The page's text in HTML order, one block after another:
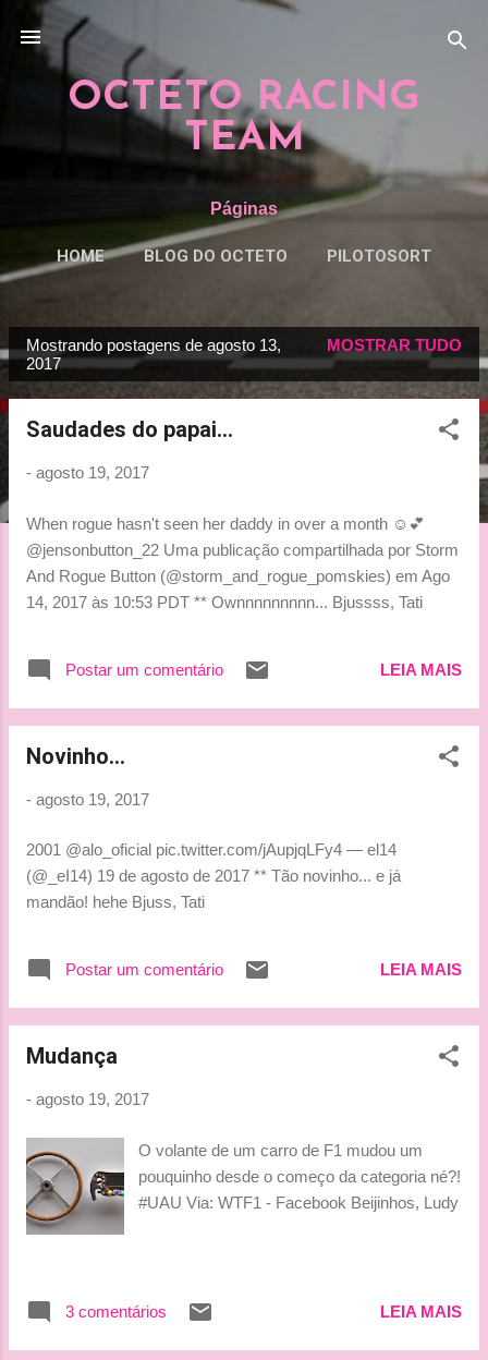
OCTETO RACING
TEAM
Páginas
HOME BLOG DO OCTETO PILOTOSORT
P
o
Mostrando postagens de agosto 13,
2017
MOSTRAR TUDO
Saudades do papai...
- agosto 19, 2017
When rogue hasn't seen her daddy in over a month ☺️💕
@jensonbutton_22 Uma publicação compartilhada por Storm
And Rogue Button (@storm_and_rogue_pomskies) em Ago
14, 2017 às 10:53 PDT ** Ownnnnnnnnn... Bjussss, Tati
Postar um comentário LEIA MAIS
Novinho...
- agosto 19, 2017
2001 @alo_oficial pic.twitter.com/jAupjqLFy4 — el14
(@_eI14) 19 de agosto de 2017 ** Tão novinho... e já
mandão! hehe Bjuss, Tati
Postar um comentário LEIA MAIS
Mudança
- agosto 19, 2017
O volante de um carro de F1 mudou um
pouquinho desde o começo da categoria né?!
#UAU Via: WTF1 - Facebook Beijinhos, Ludy
3 comentários LEIA MAIS